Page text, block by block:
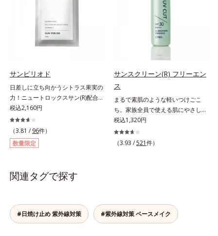
法】手に適量をとり、日焼けを防ぎ
たい部分に、塗布後すぐに少量ずつ
ムラなくのばします。顔にもご使用
いただけますが、より美しい仕上が
りのため、顔に使用する場合は、化
とすときには洗浄料やボディ用洗浄
料を使って、ていねいに洗い流して
ルビス サンスクリーン®内ウォータ
ープルーフ効果として*2 サッカロ
ミセス/ハトムギ種子発酵液配合＝
保湿成分*3 保湿成分*4 乾燥など*5
カニナバラ果実エキス配合＝保湿成
な年齢肌の“メラニンメタボ(*3)”に
アプローチして、澄みわたる美肌を
目指します。*1 メラニンの生成を
生成する状態
ットする成分を配合しており、外的
刺激から肌を守ります。肌の内側
(*2)と外側、両方からのWアプロー
チでゆらぎ(*1)を食い止め、夕方に
かけてダウンしていくハリの低下を
予防。朝の“ピーク肌”が長時間続き
アップさせる効果(*4)があり、朝の
メイク前のスキンケアにぴったり。
オイルカットでベタつかないので、
すぐにメイクが始められます。*1
乾燥など *2 角層内 *3 ちり・ほこ
り等 *4 メイクアップ効果による
サンピリオド
日差しに立ち向かうシトラス果実の
力！ニュートロックスサン(R)配合の
インナーケア(*)。果実の力で日差し
に立ち向かうインナーケア(*)です。
強い紫外線が降り注ぐ南スペイン産
のシトラスとローズマリーから抽出
した話題の成分、「ニュートロック
ある夏のケア成分です。さらに夏の
自の製法でサポートします。飲むだ
けのケアなので、夏対策にありがち
税込2,160円
（3.81 / 96件）
数量限定
サンスクリーン(R) フリーエン
ス
まるで素肌のような軽いつけごこ
ち。家族全員で使える肌にやさしい
UVカット。毎日使うものだから、
使いごこちにも、肌へのやさしさに
もこだわりたい。そんな声に応え
ちです。
税込1,320円
（3.93 /521件）
関連タグで探す
#日焼け止め 紫外線対策 #紫外線対策 ベースメイク